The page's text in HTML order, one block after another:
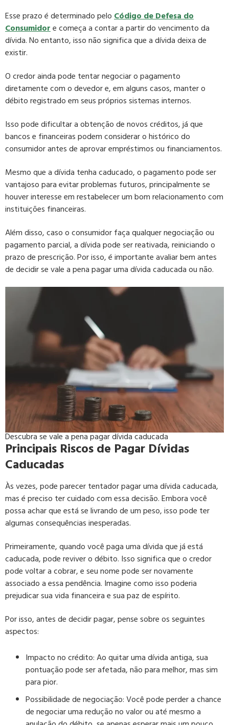
Esse prazo é determinado peloCódigo de Defesa do
Consumidore começa a contar a partir do vencimento da
dívida. No entanto, isso não significa que a dívida deixa de
existir.
O credor ainda pode tentar negociar o pagamento
diretamente com o devedor e, em alguns casos, manter o
débito registrado em seus próprios sistemas internos.
Isso pode dificultar a obtenção de novos créditos, já que
bancos e financeiras podem considerar o histórico do
consumidor antes de aprovar empréstimos ou financiamentos.
Mesmo que a dívida tenha caducado, o pagamento pode ser
vantajoso para evitar problemas futuros, principalmente se
houver interesse em restabelecer um bom relacionamento com
instituições financeiras.
Além disso, caso o consumidor faça qualquer negociação ou
pagamento parcial, a dívida pode ser reativada, reiniciando o
prazo de prescrição. Por isso, é importante avaliar bem antes
de decidir se vale a pena pagar uma dívida caducada ou não.
Descubra se vale a pena pagar dívida caducada
Principais Riscos de Pagar Dívidas
Caducadas
Às vezes, pode parecer tentador pagar uma dívida caducada,
mas é preciso ter cuidado com essa decisão. Embora você
possa achar que está se livrando de um peso, isso pode ter
algumas consequências inesperadas.
Primeiramente, quando você paga uma dívida que já está
caducada, pode reviver o débito. Isso significa que o credor
pode voltar a cobrar, e seu nome pode ser novamente
associado a essa pendência. Imagine como isso poderia
prejudicar sua vida financeira e sua paz de espírito.
Por isso, antes de decidir pagar, pense sobre os seguintes
aspectos:
Impacto no crédito: Ao quitar uma dívida antiga, sua
pontuação pode ser afetada, não para melhor, mas sim
para pior.
Possibilidade de negociação: Você pode perder a chance
de negociar uma redução no valor ou até mesmo a